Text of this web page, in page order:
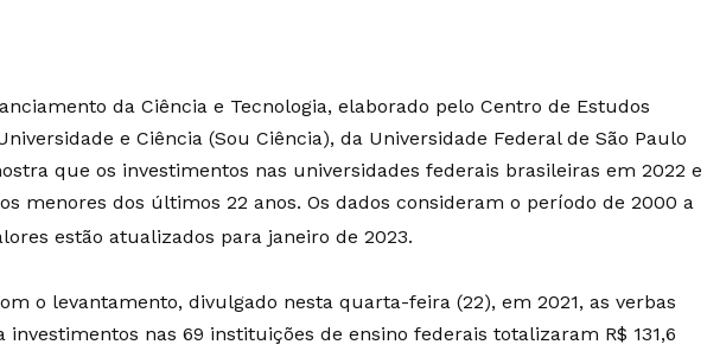
da Ciência e Tecnologia, elaborado pelo Centro de Estudos
e Ciência (Sou Ciência), da Universidade Federal de São Paulo
que os investimentos nas universidades federais brasileiras em 2022 e
menores dos últimos 22 anos. Os dados consideram o período de 2000 a
estão atualizados para janeiro de 2023.
o levantamento, divulgado nesta quarta-feira (22), em 2021, as verbas
investimentos nas 69 instituições de ensino federais totalizaram R$ 131,6